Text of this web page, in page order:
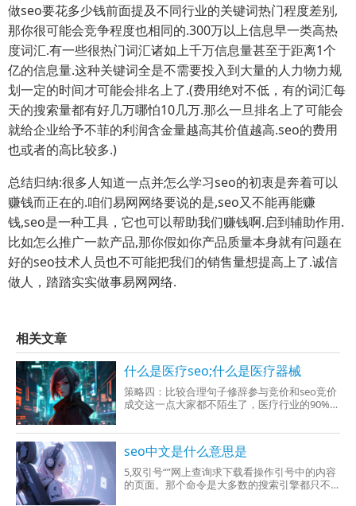
做seo要花多少钱前面提及不同行业的关键词热门程度差别,
那你很可能会竞争程度也相同的.300万以上信息早一类高热
度词汇.有一些很热门词汇诸如上千万信息量甚至于距离1个
亿的信息量.这种关键词全是不需要投入到大量的人力物力规
划一定的时间才可能会排名上了.(费用绝对不低，有的词汇每
天的搜索量都有好几万哪怕10几万.那么一旦排名上了可能会
就给企业给予不菲的利润含金量越高其价值越高.seo的费用
也或者的高比较多.)
总结归纳:很多人知道一点并怎么学习seo的初衷是奔着可以
赚钱而正在的.咱们易网网络要说的是,seo又不能再能赚
钱,seo是一种工具，它也可以帮助我们赚钱啊.启到辅助作用.
比如怎么推广一款产品,那你假如你产品质量本身就有问题在
好的seo技术人员也不可能把我们的销售量想提高上了.诚信
做人，踏踏实实做事易网网络.
相关文章
什么是医疗seo;什么是医疗器械
策略四：比较合理句子修辞参与竞价和seo竞价
成交这一点大家都不陌生了，医疗行业的90%应
疗行业生存开去的王道，很多seo的人可能会会
说竞价和seo会冲突，总之这点是不对的的，竞
价和seo共同发动这样效果会更确实，（ps：这
里所分
seo中文是什么意思是
5,双引号“”网上查询求下载看操作引号中的内容
的页面。那个命令是大多数的搜索引擎都只不